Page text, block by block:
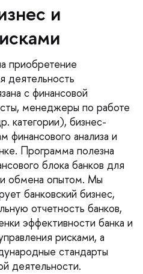
и
приобретение
деятельность
с финансовой
менеджеры по работе
категории), бизнес-
финансового анализа и
Программа полезна
блока банков для
и обмена опытом. Мы
банковский бизнес,
отчетность банков,
эффективности банка и
рисками, а
стандарты
деятельности.